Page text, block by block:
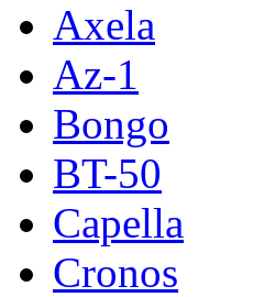
Axela
Az-1
Bongo
BT-50
Capella
Cronos